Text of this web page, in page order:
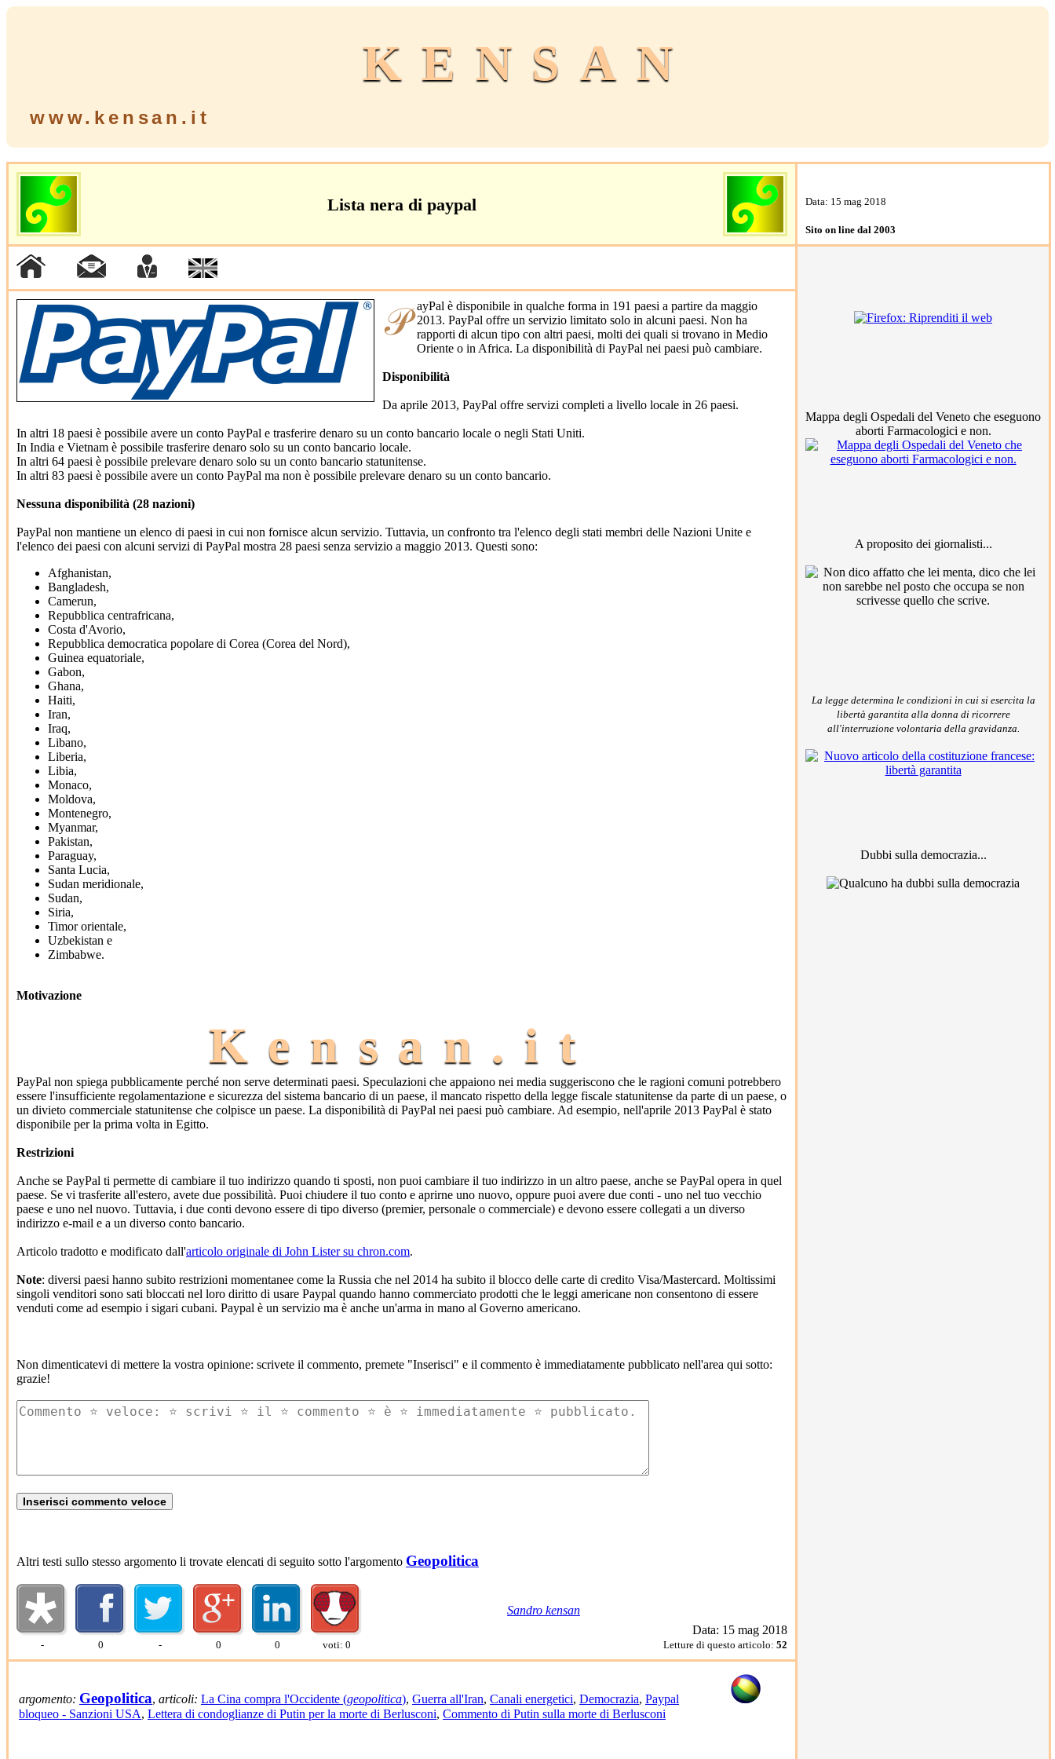
KENSAN
www.kensan.it
Lista nera di paypal Data: 15 mag 2018
Sito on line dal 2003
𝒫ayPal è disponibile in qualche forma in 191 paesi a partire da maggio
2013. PayPal offre un servizio limitato solo in alcuni paesi. Non ha
rapporti di alcun tipo con altri paesi, molti dei quali si trovano in Medio
Oriente o in Africa. La disponibilità di PayPal nei paesi può cambiare.
Disponibilità
Da aprile 2013, PayPal offre servizi completi a livello locale in 26 paesi.
In altri 18 paesi è possibile avere un conto PayPal e trasferire denaro su un conto bancario locale o negli Stati Uniti.
In India e Vietnam è possibile trasferire denaro solo su un conto bancario locale.
In altri 64 paesi è possibile prelevare denaro solo su un conto bancario statunitense.
In altri 83 paesi è possibile avere un conto PayPal ma non è possibile prelevare denaro su un conto bancario.
Nessuna disponibilità (28 nazioni)
PayPal non mantiene un elenco di paesi in cui non fornisce alcun servizio. Tuttavia, un confronto tra l'elenco degli stati membri delle Nazioni Unite e
l'elenco dei paesi con alcuni servizi di PayPal mostra 28 paesi senza servizio a maggio 2013. Questi sono:
Afghanistan,
Bangladesh,
Camerun,
Repubblica centrafricana,
Costa d'Avorio,
Repubblica democratica popolare di Corea (Corea del Nord),
Guinea equatoriale,
Gabon,
Ghana,
Haiti,
Iran,
Iraq,
Libano,
Liberia,
Libia,
Monaco,
Moldova,
Montenegro,
Myanmar,
Pakistan,
Paraguay,
Santa Lucia,
Sudan meridionale,
Sudan,
Siria,
Timor orientale,
Uzbekistan e
Zimbabwe.
Motivazione
Kensan.it
PayPal non spiega pubblicamente perché non serve determinati paesi. Speculazioni che appaiono nei media suggeriscono che le ragioni comuni potrebbero
essere l'insufficiente regolamentazione e sicurezza del sistema bancario di un paese, il mancato rispetto della legge fiscale statunitense da parte di un paese, o
un divieto commerciale statunitense che colpisce un paese. La disponibilità di PayPal nei paesi può cambiare. Ad esempio, nell'aprile 2013 PayPal è stato
disponibile per la prima volta in Egitto.
Restrizioni
Anche se PayPal ti permette di cambiare il tuo indirizzo quando ti sposti, non puoi cambiare il tuo indirizzo in un altro paese, anche se PayPal opera in quel
paese. Se vi trasferite all'estero, avete due possibilità. Puoi chiudere il tuo conto e aprirne uno nuovo, oppure puoi avere due conti - uno nel tuo vecchio
paese e uno nel nuovo. Tuttavia, i due conti devono essere di tipo diverso (premier, personale o commerciale) e devono essere collegati a un diverso
indirizzo e-mail e a un diverso conto bancario.
Articolo tradotto e modificato dall'articolo originale di John Lister su chron.com.
Note: diversi paesi hanno subito restrizioni momentanee come la Russia che nel 2014 ha subito il blocco delle carte di credito Visa/Mastercard. Moltissimi
singoli venditori sono sati bloccati nel loro diritto di usare Paypal quando hanno commerciato prodotti che le leggi americane non consentono di essere
venduti come ad esempio i sigari cubani. Paypal è un servizio ma è anche un'arma in mano al Governo americano.
Non dimenticatevi di mettere la vostra opinione: scrivete il commento, premete "Inserisci" e il commento è immediatamente pubblicato nell'area qui sotto:
grazie!
Altri testi sullo stesso argomento li trovate elencati di seguito sotto l'argomento Geopolitica
- 0 - 0 0 voti: 0
Sandro kensan
Data: 15 mag 2018
Letture di questo articolo: 52
argomento: Geopolitica, articoli: La Cina compra l'Occidente (geopolitica), Guerra all'Iran, Canali energetici, Democrazia, Paypal
bloqueo - Sanzioni USA, Lettera di condoglianze di Putin per la morte di Berlusconi, Commento di Putin sulla morte di Berlusconi
Mappa degli Ospedali del Veneto che eseguono
aborti Farmacologici e non.
A proposito dei giornalisti...
La legge determina le condizioni in cui si esercita la
libertà garantita alla donna di ricorrere
all'interruzione volontaria della gravidanza.
Dubbi sulla democrazia...